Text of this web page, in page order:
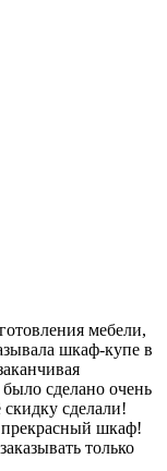
мебели,
шкаф-купе в
сделано очень
сделали!
прекрасный шкаф!
только